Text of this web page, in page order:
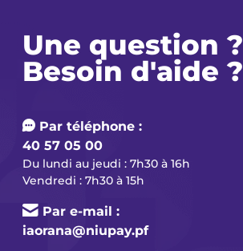
Une question ?
Besoin d'aide ?
Par téléphone :
40 57 05 00
Du lundi au jeudi : 7h30 à 16h
Vendredi : 7h30 à 15h
Par e-mail :
iaorana@niupay.pf